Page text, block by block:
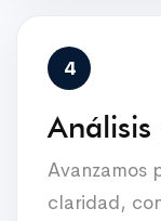
Análisis
Avanzamos
claridad,